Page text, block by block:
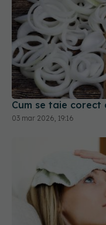
Cum se taie corect
03 mar 2026, 19:16